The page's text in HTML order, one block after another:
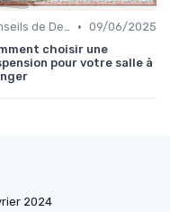
Conseils de Design d'Intérieur • 09/06/2025
choisir une
pour votre salle à
2024